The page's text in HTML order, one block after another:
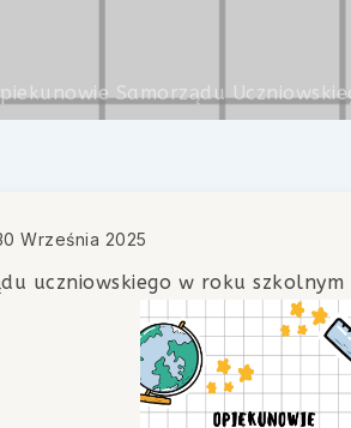
Samorządu
Września 2025
uczniowskiego w roku